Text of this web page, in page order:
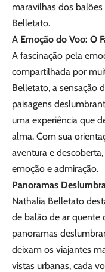
maravilhas dos
Belletato.
A Emoção do Voo: O
A fascinação pela
compartilhada por
Belletato, a sensação
paisagens
uma experiência que
alma. Com sua
aventura e
emoção e admiração.
Panoramas
Nathalia Belletato
de balão de ar quente
panoramas
deixam os viajantes
vistas urbanas, cada